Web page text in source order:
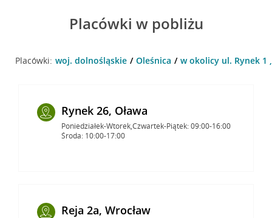
Placówki w pobliżu
Placówki: woj. dolnośląskie Oleśnica w okolicy ul. Rynek 1
Rynek 26, Oława
Poniedziałek-Wtorek,Czwartek-Piątek: 09:00-16:00
Środa: 10:00-17:00
Reja 2a, Wrocław